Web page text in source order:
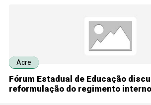
Acre
Fórum Estadual de Educação
reformulação do regimento interno